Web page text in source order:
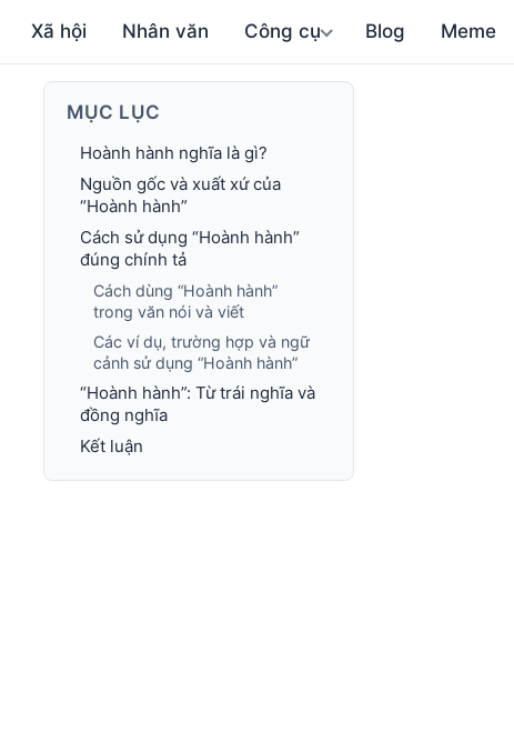
Xã hội Nhân văn Công cụ Blog Meme
MỤC LỤC
Hoành hành nghĩa là gì?
Nguồn gốc và xuất xứ của
“Hoành hành”
Cách sử dụng “Hoành hành”
đúng chính tả
Cách dùng “Hoành hành”
trong văn nói và viết
Các ví dụ, trường hợp và ngữ
cảnh sử dụng “Hoành hành”
“Hoành hành”: Từ trái nghĩa và
đồng nghĩa
Kết luận